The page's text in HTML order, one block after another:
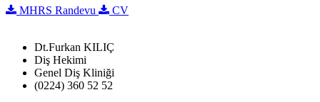
MHRS Randevu CV
Dt.Furkan KILIÇ
Diş Hekimi
Genel Diş Kliniği
(0224) 360 52 52